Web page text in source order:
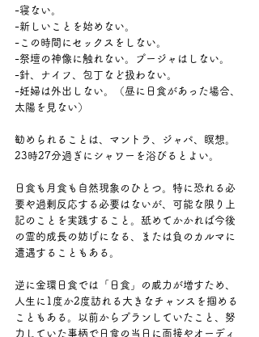
-寝ない。
-新しいことを始めない。
-この時間にセックスをしない。
-祭壇の神像に触れない。プージャはしない。
-針、ナイフ、包丁など扱わない。
-妊婦は外出しない。（昼に日食があった場合、
太陽を見ない）
勧められることは、マントラ、ジャパ、瞑想。
23時27分過ぎにシャワーを浴びるとよい。
日食も月食も自然現象のひとつ。特に恐れる必
要や過剰反応する必要はないが、可能な限り上
記のことを実践すること。舐めてかかれば今後
の霊的成長の妨げになる、または負のカルマに
遭遇することもある。
逆に金環日食では「日食」の威力が増すため、
人生に1度か2度訪れる大きなチャンスを掴める
こともある。以前からプランしていたこと、努
力していた事柄で日食の当日に面接やオーディ